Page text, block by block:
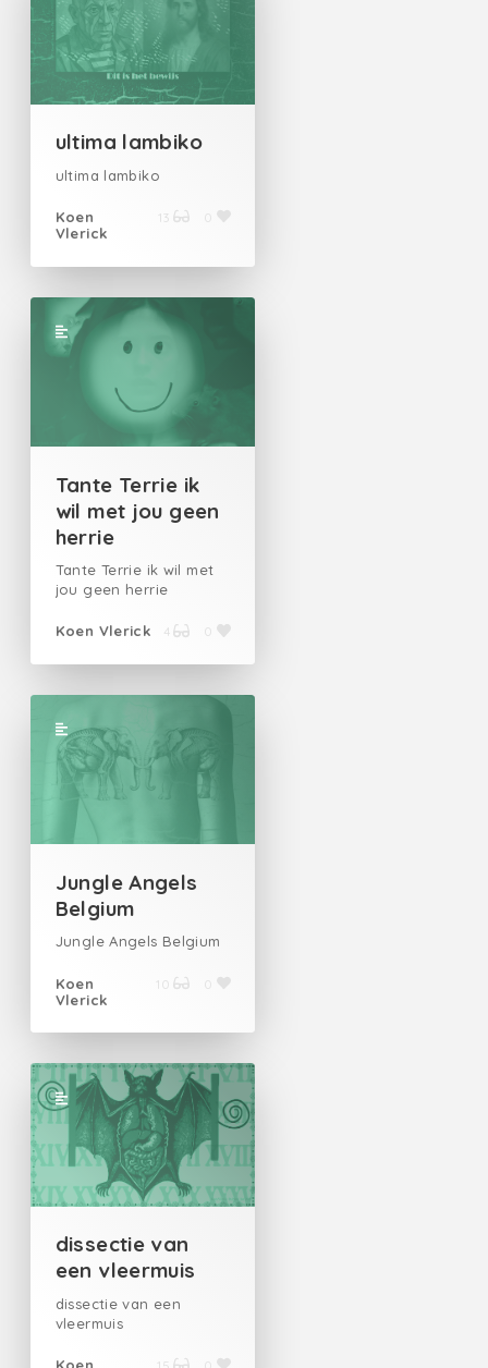
ultima lambiko
ultima lambiko
Koen
Vlerick
13
Tante Terrie ik
wil met jou geen
herrie
Tante Terrie ik wil met
jou geen herrie
Koen Vlerick 4 0
Jungle Angels
Belgium
Jungle Angels Belgium
Koen
Vlerick
10
dissectie van
een vleermuis
dissectie van een
vleermuis